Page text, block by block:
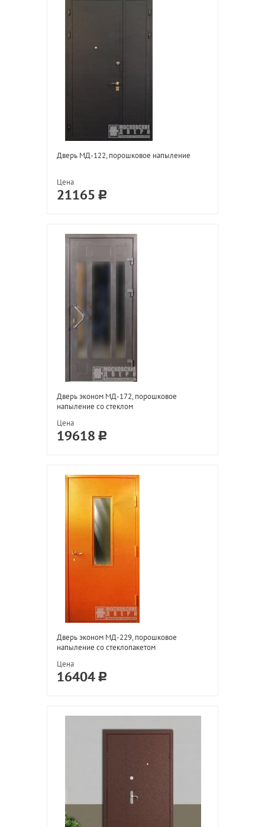
Дверь МД-122, порошковое напыление
Цена
21165
Дверь эконом МД-172, порошковое
напыление со стеклом
Цена
19618
Дверь эконом МД-229, порошковое
напыление со стеклопакетом
Цена
16404